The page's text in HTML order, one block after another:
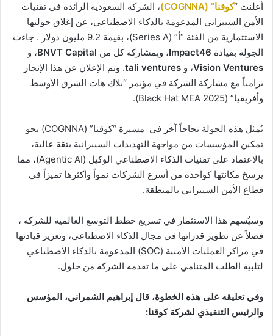
أعلنت “كوقنا” (COGNNA)
، الشركة السعودية الرائدة في تقنيات
الأمن السيبراني المدعومة بالذكاء الاصطناعي، عن إغلاق جولتها
الاستثمارية من الفئة “أ” (Series A)، بقيمة 9.2 مليون دولار . جاءت
الجولة بقيادة Impact46، وبمشاركة كل من BNVT Capital، و
Vision Ventures، و tali ventures. وتم الإعلان عن هذا الإنجاز
تزامناً مع مشاركة الشركة في مؤتمر “بلاك هات الشرق الأوسط
وأفريقيا” (Black Hat MEA 2025).
تُمثل هذه الجولة نجاحاً آخر في مسيرة “كوقنا” (COGNNA) نحو
تمكين المؤسسات من مواجهة التهديدات السيبرانية بثقة عالية،
بالاعتماد على تقنيات الذكاء الاصطناعي الوكيل (Agentic AI)، مما
يرسخ مكانتها كواحدة من أسرع الشركات نمواً وأكثرها تميزاً في
قطاع الأمن السيبراني بالمنطقة.
وسيُسهم هذا الاستثمار في تسريع خطط التوسع العالمية للشركة ،
فضلاً عن تطوير قدراتها في مجال الذكاء الاصطناعي، وتعزيز قيادتها
في مراكز العمليات الأمنية (SOC) المدعومة بالذكاء الاصطناعي
لتلبية الطلب المتنامي على ما تقدمه الشركة من حلول.
وفي تعليقه على هذه الخطوة، قال إبراهيم الشمراني، المؤسس
والرئيس التنفيذي لشركة كوقنا: